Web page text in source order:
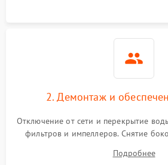
2. Демонтаж и
Отключение от сети и перекрытие
фильтров и импеллеров. Снятие
циркуляционному насосу, ТЭНу
Подробнее